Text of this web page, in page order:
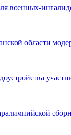
военных-
области